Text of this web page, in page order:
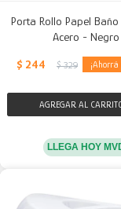
Porta Rollo Papel Baño
Acero - Negro
$ 244 $ 329
LLEGA HOY